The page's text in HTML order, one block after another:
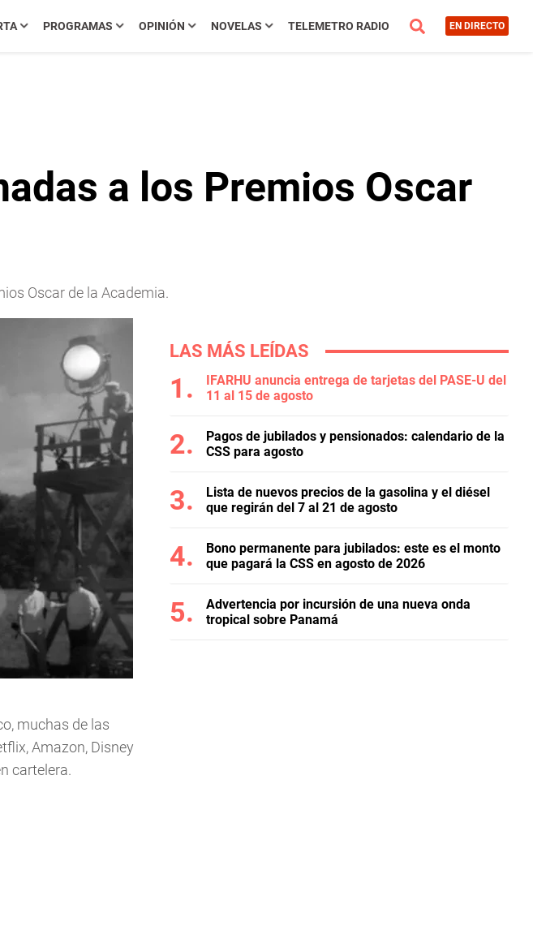
PROGRAMAS OPINIÓN NOVELAS TELEMETRO RADIO EN DIRECTO
a los Premios Oscar
Oscar de la Academia.
muchas de las
Amazon, Disney
cartelera.
LAS MÁS LEÍDAS
IFARHU anuncia entrega de tarjetas del PASE-U del
11 al 15 de agosto
Pagos de jubilados y pensionados: calendario de la
CSS para agosto
Lista de nuevos precios de la gasolina y el diésel
que regirán del 7 al 21 de agosto
Bono permanente para jubilados: este es el monto
que pagará la CSS en agosto de 2026
Advertencia por incursión de una nueva onda
tropical sobre Panamá